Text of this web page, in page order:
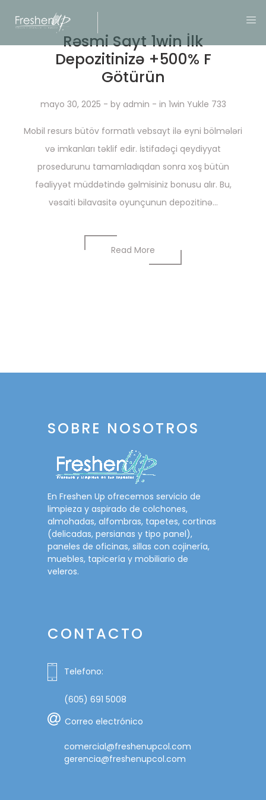
Rəsmi Sayt 1win İlk
Depozitinizə +500% F
Götürün
mayo 30, 2025 - by admin - in 1win Yukle 733
Mobil resurs bütöv formatlı vebsayt ilə eyni bölmələri
və imkanları təklif edir. İstifadəçi qeydiyyat
prosedurunu tamamladıqdan sonra xoş bütün
fəaliyyət müddətində gəlmisiniz bonusu alır. Bu,
vəsaiti bilavasitə oyunçunun depozitinə...
Read More
SOBRE NOSOTROS
En Freshen Up ofrecemos servicio de
limpieza y aspirado de colchones,
almohadas, alfombras, tapetes, cortinas
(delicadas, persianas y tipo panel),
paneles de oficinas, sillas con cojinería,
muebles, tapicería y mobiliario de
veleros.
CONTACTO
Telefono:
(605) 691 5008
Correo electrónico
comercial@freshenupcol.com
gerencia@freshenupcol.com